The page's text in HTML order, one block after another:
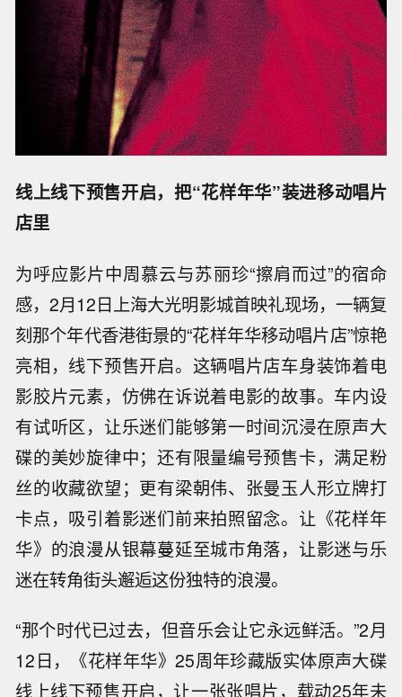
线上线下预售开启，把“花样年华”装进移动唱片
店里
为呼应影片中周慕云与苏丽珍“擦肩而过”的宿命
感，2月12日上海大光明影城首映礼现场，一辆复
刻那个年代香港街景的“花样年华移动唱片店”惊艳
亮相，线下预售开启。这辆唱片店车身装饰着电
影胶片元素，仿佛在诉说着电影的故事。车内设
有试听区，让乐迷们能够第一时间沉浸在原声大
碟的美妙旋律中；还有限量编号预售卡，满足粉
丝的收藏欲望；更有梁朝伟、张曼玉人形立牌打
卡点，吸引着影迷们前来拍照留念。让《花样年
华》的浪漫从银幕蔓延至城市角落，让影迷与乐
迷在转角街头邂逅这份独特的浪漫。
“那个时代已过去，但音乐会让它永远鲜活。”2月
12日，《花样年华》25周年珍藏版实体原声大碟
线上线下预售开启，让一张张唱片，载动25年未